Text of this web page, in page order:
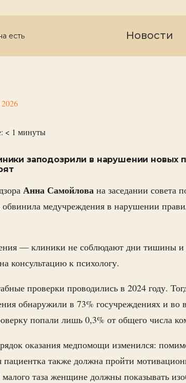
есть Новости
< 1 минуты
заподозрили в нарушении новых
Анна Самойлова на заседании совета
медучреждения в нарушении
— клиники не соблюдают дни тишины
консультацию к психологу.
проверки проводились в 2024 году.
обнаружили в 73% госучреждениях и во
попали лишь 0,3% от общего числа
оказания медпомощи изменился:
пациентка также должна пройти
таза женщине должны показывать